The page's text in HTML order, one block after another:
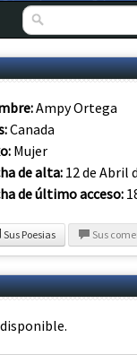
Ampy Ortega
Canada
Mujer
de alta: 12 de Abril
de último acceso:
Sus Poesias Sus